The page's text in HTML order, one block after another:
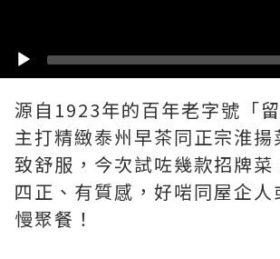
源自1923年的百年老字號「
主打精緻泰州早茶同正宗淮揚
致舒服，今次試咗幾款招牌菜
四正、有質感，好啱同屋企人
慢聚餐！